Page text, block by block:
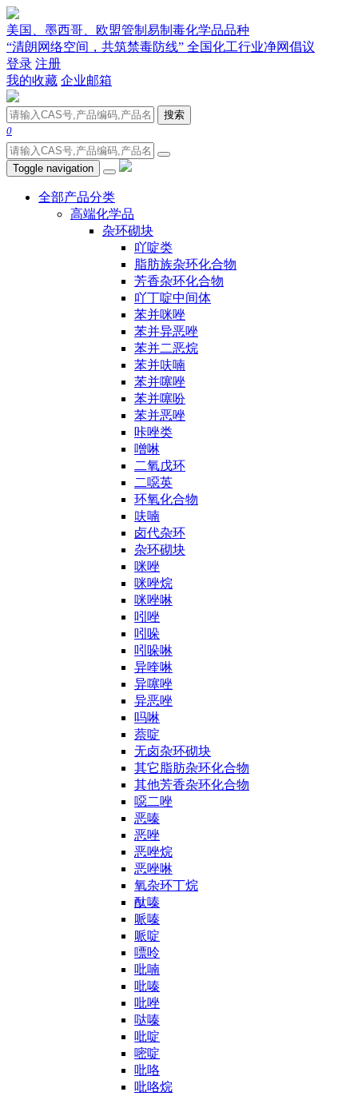
美国、墨西哥、欧盟管制易制毒化学品品种
“清朗网络空间，共筑禁毒防线” 全国化工行业净网倡议
登录 注册
我的收藏 企业邮箱
搜索
0
Toggle navigation
全部产品分类
高端化学品
杂环砌块
吖啶类
脂肪族杂环化合物
芳香杂环化合物
吖丁啶中间体
苯并咪唑
苯并异恶唑
苯并二恶烷
苯并呋喃
苯并噻唑
苯并噻吩
苯并恶唑
咔唑类
噌啉
二氧戊环
二噁英
环氧化合物
呋喃
卤代杂环
杂环砌块
咪唑
咪唑烷
咪唑啉
吲唑
吲哚
吲哚啉
异喹啉
异噻唑
异恶唑
吗啉
萘啶
无卤杂环砌块
其它脂肪杂环化合物
其他芳香杂环化合物
噁二唑
恶嗪
恶唑
恶唑烷
恶唑啉
氧杂环丁烷
酞嗪
哌嗪
哌啶
嘌呤
吡喃
吡嗪
吡唑
哒嗪
吡啶
嘧啶
吡咯
吡咯烷